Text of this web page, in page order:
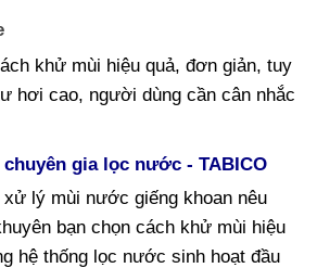
khử mùi hiệu quả, đơn giản, tuy
hơi cao, người dùng cần cân nhắc
gia lọc nước - TABICO
lý mùi nước giếng khoan nêu
bạn chọn cách khử mùi hiệu
hệ thống lọc nước sinh hoạt đầu